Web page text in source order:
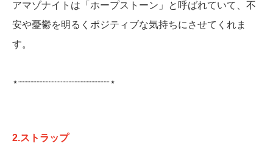
アマゾナイトは「ホープストーン」と呼ばれていて、不
安や憂鬱を明るくポジティブな気持ちにさせてくれま
す。
⋆┈┈┈┈┈┈┈┈┈┈┈┈┈┈┈⋆
2.ストラップ